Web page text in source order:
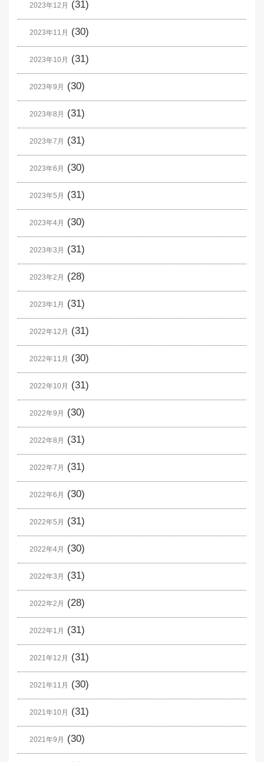
2023年12月 (31)
2023年11月 (30)
2023年10月 (31)
2023年9月 (30)
2023年8月 (31)
2023年7月 (31)
2023年6月 (30)
2023年5月 (31)
2023年4月 (30)
2023年3月 (31)
2023年2月 (28)
2023年1月 (31)
2022年12月 (31)
2022年11月 (30)
2022年10月 (31)
2022年9月 (30)
2022年8月 (31)
2022年7月 (31)
2022年6月 (30)
2022年5月 (31)
2022年4月 (30)
2022年3月 (31)
2022年2月 (28)
2022年1月 (31)
2021年12月 (31)
2021年11月 (30)
2021年10月 (31)
2021年9月 (30)